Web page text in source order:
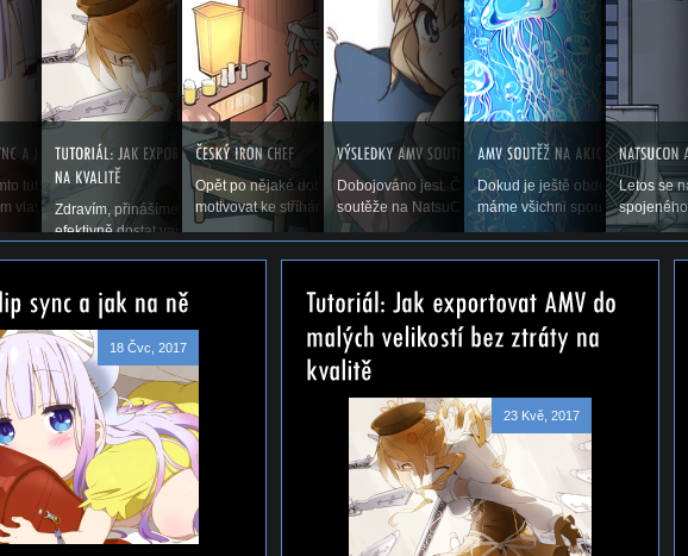
tutoriálu si povíme něco o lip flapu, co to je,
vlastně v AMV vadí a samozřejmě,...
Zdravím, přinášíme vám první tutoriál na téma, jak jednoduše a
efektivně dostat vaše AMV ze střihacího...
Opět po nějaké době vás vítáme u příspěvku, který by vás měl
motivovat ke stříhání. Snad se nám zadaří a...
Dobojováno jest. Čas ukázat výsledky druhého
soutěže na NatsuConu 2014. (Pokračování...
Dokud je ještě období prázdnin
máme všichni spoustu času
Letos se
spojeného
18 Čvc, 2017
23 Kvě, 2017